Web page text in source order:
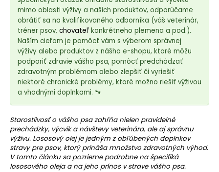
mimo oblasti výživy a našich produktov, odporúčame
obrátiť sa na kvalifikovaného odborníka (váš veterinár,
tréner psov, chovateľ konkrétneho plemena a pod.).
Naším cieľom je pomôcť vám s výberom správnej
výživy alebo produktov z nášho e-shopu, ktoré môžu
podporiť zdravie vášho psa, pomôcť predchádzať
zdravotným problémom alebo zlepšiť či vyriešiť
niektoré chronické problémy, ktoré možno riešiť výživou
a vhodnými doplnkami. 🐾
Starostlivosť o vášho psa zahŕňa nielen pravidelné
prechádzky, výcvik a návštevy veterinára, ale aj správnu
výživu. Lososový olejje jedným z obľúbených doplnkov
stravy pre psov, ktorý prináša množstvo zdravotných výhod.
V tomto článku sa pozrieme podrobne na špecifiká
lososového oleja a na jeho prínos v strave vášho psa.
á
j
s
ť
?